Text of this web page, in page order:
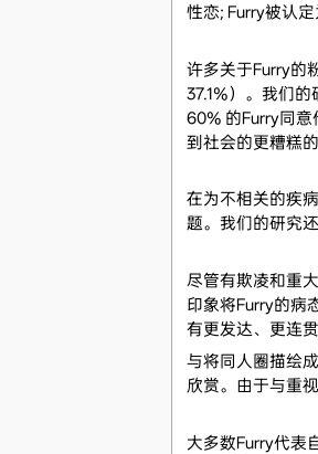
性恋; Furry被认
许多关于Furry的
37.1%）。我们
60% 的Furry同
到社会的更糟糕的
在为不相关的疾
题。我们的研究
尽管有欺凌和重
印象将Furry的病
有更发达、更连
与将同人圈描绘
欣赏。由于与重
大多数Furry代表